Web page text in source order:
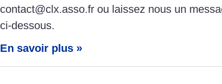
contact@clx.asso.fr ou laissez nous un
ci-dessous.
En savoir plus »